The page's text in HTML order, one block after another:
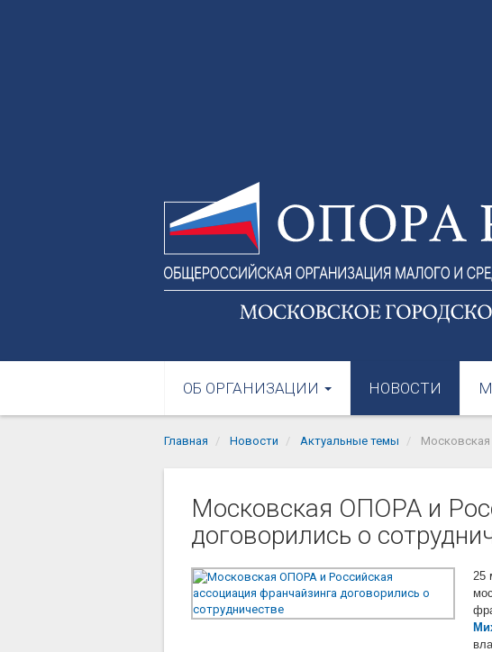
ОБ ОРГАНИЗАЦИИ НОВОСТИ
Главная Новости Актуальные темы Московская
Московская ОПОРА и
договорились о
25